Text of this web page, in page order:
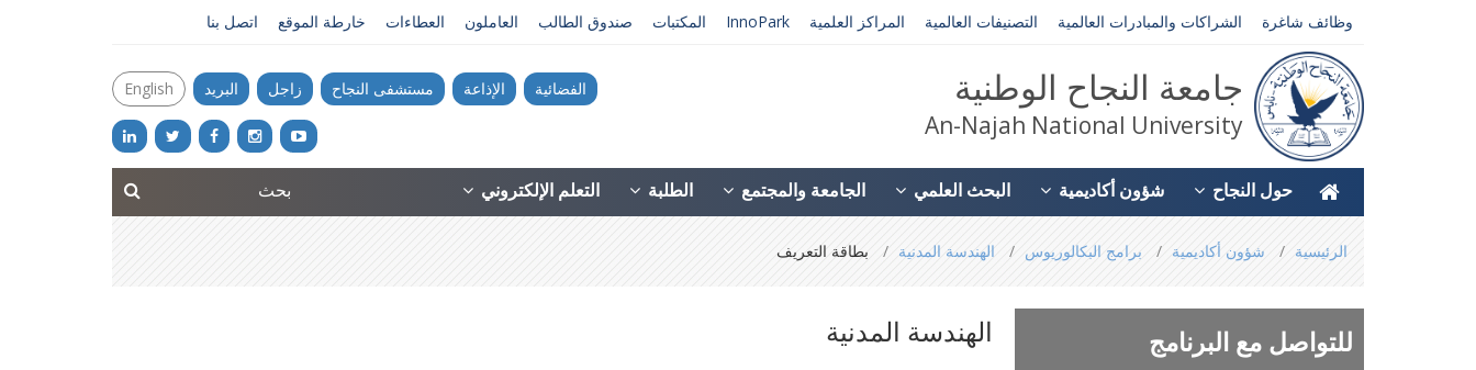
وظائف شاغرة الشراكات والمبادرات العالمية التصنيفات العالمية المراكز العلمية InnoPark المكتبات صندوق الطالب العاملون العطاءات خارطة الموقع اتصل بنا
الفضائية الإذاعة مستشفى النجاح زاجل البريد English جامعة النجاح الوطنية
An-Najah National University
حول النجاح شؤون أكاديمية البحث العلمي الجامعة والمجتمع الطلبة التعلم الإلكتروني
are
here
الرئيسية شؤون أكاديمية برامج البكالوريوس الهندسة المدنية بطاقة التعريف
الهندسة المدنية للتواصل مع البرنامج